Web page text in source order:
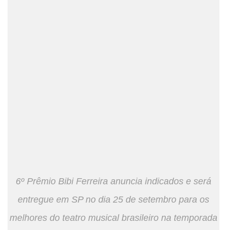
6º Prêmio Bibi Ferreira anuncia indicados e será
entregue em SP no dia 25 de setembro para os
melhores do teatro musical brasileiro na temporada